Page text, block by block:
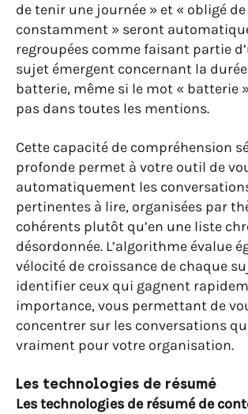
de tenir une journée » et « obligé
constamment » seront
regroupées comme faisant partie
sujet émergent concernant la durée
batterie, même si le mot « batterie
pas dans toutes les mentions.
Cette capacité de compréhension
profonde permet à votre outil de
automatiquement les
pertinentes à lire, organisées par
cohérents plutôt qu’en une liste
désordonnée. L’algorithme évalue
vélocité de croissance de chaque
identifier ceux qui gagnent
importance, vous permettant de
concentrer sur les conversations
vraiment pour votre organisation.
Les technologies de résumé
Les technologies de résumé de